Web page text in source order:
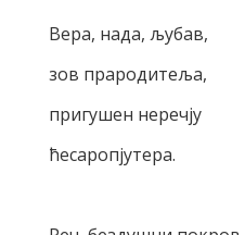
Вера, нада, љубав,
зов прародитеља,
пригушен неречју
ћесаропјутера.